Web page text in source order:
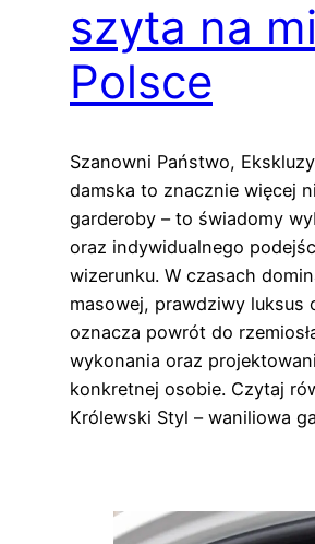
szyta na
Polsce
Szanowni Państwo,
damska to znacznie więcej
garderoby – to świadomy
oraz indywidualnego
wizerunku. W czasach
masowej, prawdziwy luksus
oznacza powrót do
wykonania oraz
konkretnej osobie. Czytaj
Królewski Styl – waniliowa